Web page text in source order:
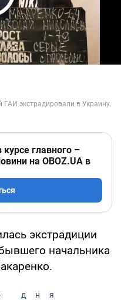
Video
главного –
на OBOZ.UA в
экстрадиции
начальника
дня